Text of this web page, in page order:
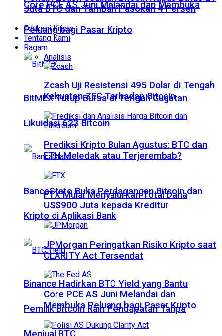
Core PCE AS Juni Melandai dan Membuka
Peluang bagi Pasar Kripto
BitMEX Tutup Bursa di Tengah Gugatan
Likuidasi 623 Bitcoin
BancaStato Buka Perdagangan Bitcoin dan
Kripto di Aplikasi Bank
Binance Hadirkan BTC Yield yang Bantu
Pemilik Bitcoin Raih Pendapatan Tanpa
Menjual BTC
Juta BTC dan Tambah Pasokan 4 Persen
Edukasi Kripto
Tentang Kami
Ragam
Analisis
Zcash Uji Resistensi 495 Dolar di Tengah
Kekuatan ZEC Terhadap Bitcoin
Prediksi Kripto Bulan Agustus: BTC dan
ETH Meledak atau Terjerembab?
FTX Mulai Menyalurkan Total Dana
US$900 Juta kepada Kreditur
JPMorgan Peringatkan Risiko Kripto saat
CLARITY Act Tersendat
Core PCE AS Juni Melandai dan
Membuka Peluang bagi Pasar Kripto